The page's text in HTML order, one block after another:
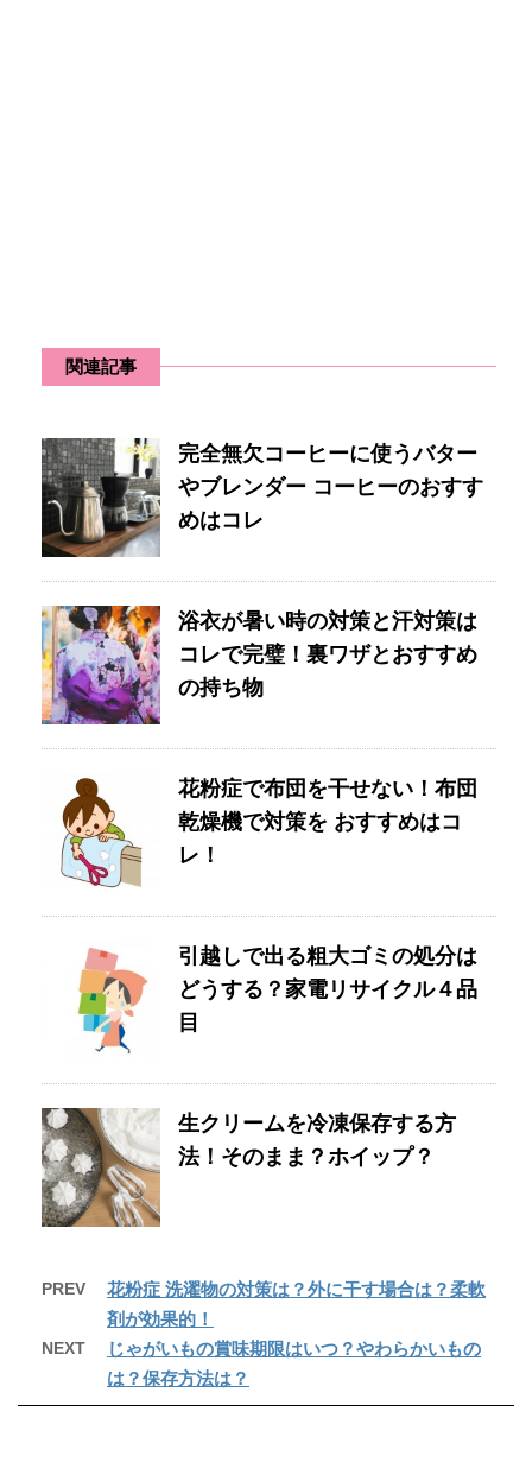
関連記事
完全無欠コーヒーに使うバター
やブレンダー コーヒーのおすす
めはコレ
浴衣が暑い時の対策と汗対策は
コレで完璧！裏ワザとおすすめ
の持ち物
花粉症で布団を干せない！布団
乾燥機で対策を おすすめはコ
レ！
引越しで出る粗大ゴミの処分は
どうする？家電リサイクル４品
目
生クリームを冷凍保存する方
法！そのまま？ホイップ？
PREV
花粉症 洗濯物の対策は？外に干す場合は？柔軟
剤が効果的！
NEXT
じゃがいもの賞味期限はいつ？やわらかいもの
は？保存方法は？